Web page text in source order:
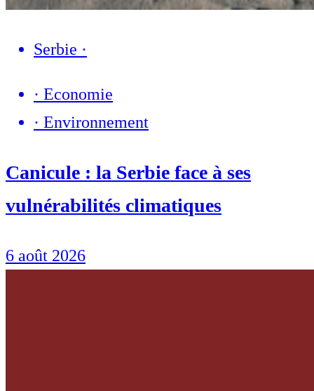
Serbie ·
· Economie
· Environnement
Canicule : la Serbie face à ses
vulnérabilités climatiques
6 août 2026